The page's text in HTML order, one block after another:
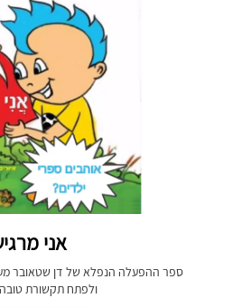
אני
ספר ההפעלה הנפלא של דן שטאובר
ולפתח תקשורת